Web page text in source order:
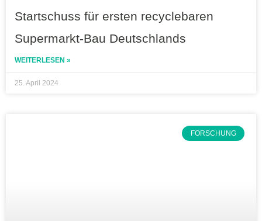
Startschuss für ersten recyclebaren
Supermarkt-Bau Deutschlands
WEITERLESEN »
25. April 2024
FORSCHUNG